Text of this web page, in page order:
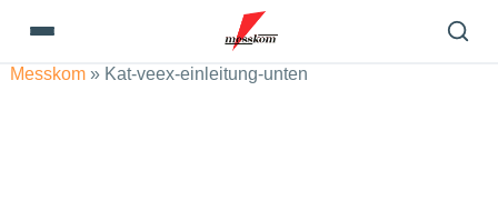
Messkom » Kat-veex-einleitung-unten